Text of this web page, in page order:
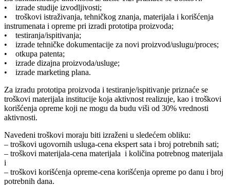
• izrade studije izvodljivosti;
• troškovi istraživanja, tehničkog znanja, materijala i korišćenja
instrumenata i opreme pri izradi prototipa proizvoda;
• testiranja/ispitivanja;
• izrade tehničke dokumentacije za novi proizvod/uslugu/proces;
• otkupa patenta;
• izrade dizajna proizvoda/usluge;
• izrade marketing plana.
Za izradu prototipa proizvoda i testiranje/ispitivanje priznaće se
troškovi materijala institucije koja aktivnost realizuje, kao i troškovi
korišćenja opreme koji ne mogu da budu viši od 30% vrednosti
aktivnosti.
Navedeni troškovi moraju biti izraženi u sledećem obliku:
– troškovi ugovornih usluga-cena ekspert sata i broj potrebnih sati;
– troškovi materijala-cena materijala i količina potrebnog materijala
i
– troškovi korišćenja opreme-cena korišćenja opreme po danu i broj
potrebnih dana.